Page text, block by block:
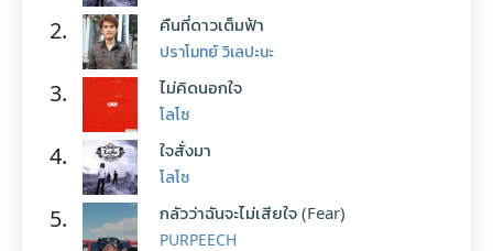
2. คืนที่ดาวเต็มฟ้า
ปราโมทย์ วิเลปะนะ
3. ไม่คิดนอกใจ
โลโซ
4. ใจสั่งมา
โลโซ
5. กลัวว่าฉันจะไม่เสียใจ (Fear)
PURPEECH